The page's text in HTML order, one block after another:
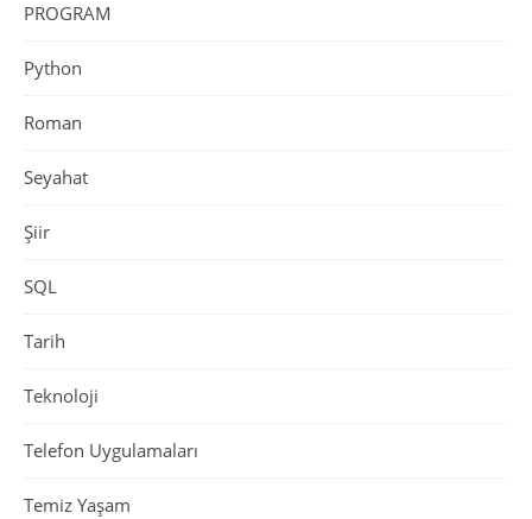
PROGRAM
Python
Roman
Seyahat
Şiir
SQL
Tarih
Teknoloji
Telefon Uygulamaları
Temiz Yaşam